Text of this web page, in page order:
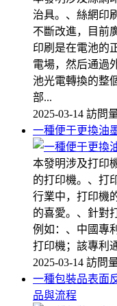
治具。、絲網印
不斷改進，目前
印刷是在電池的
電場，然后通過
池光電轉換的整
部...
2025-03-14 訪問
一種便于更換油
本發明涉及打印
的打印機。、打
行業中，打印機
的喜愛。、針對
例如：、中國專
打印機；該專利
2025-03-14 訪問
一種包裝品表面
品與流程